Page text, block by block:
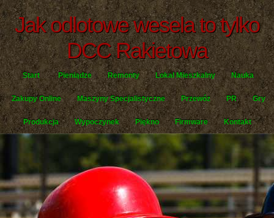
Jak odlotowe wesela to tylko
DCC Rakietowa
Start Pieniądze Remonty Lokal Mieszkalny Nauka
Zakupy Online Maszyny Specjalistyczne Przewóz PR Gry
Produkcja Wypoczynek Piękno Firmware Kontakt